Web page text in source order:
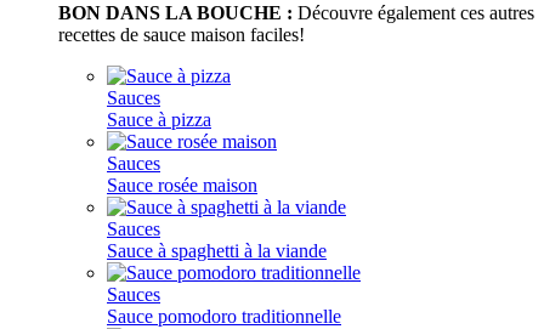
BON DANS LA BOUCHE : Découvre également ces autres
recettes de sauce maison faciles!
Sauces
Sauce à pizza
Sauces
Sauce rosée maison
Sauces
Sauce à spaghetti à la viande
Sauces
Sauce pomodoro traditionnelle